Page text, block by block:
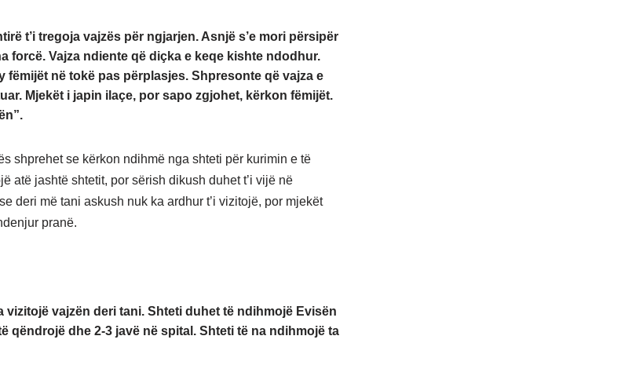
t’i tregoja vajzës për ngjarjen. Asnjë s’e mori përsipër
forcë. Vajza ndiente që diçka e keqe kishte ndodhur.
fëmijët në tokë pas përplasjes. Shpresonte që vajza e
Mjekët i japin ilaçe, por sapo zgjohet, kërkon fëmijët.
shprehet se kërkon ndihmë nga shteti për kurimin e të
atë jashtë shtetit, por sërish dikush duhet t’i vijë në
deri më tani askush nuk ka ardhur t’i vizitojë, por mjekët
pranë.
vizitojë vajzën deri tani. Shteti duhet të ndihmojë Evisën
qëndrojë dhe 2-3 javë në spital. Shteti të na ndihmojë ta